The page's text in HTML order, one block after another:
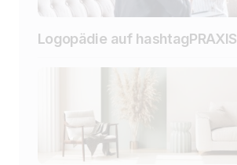
Logopädie auf hashtagPRAXIS